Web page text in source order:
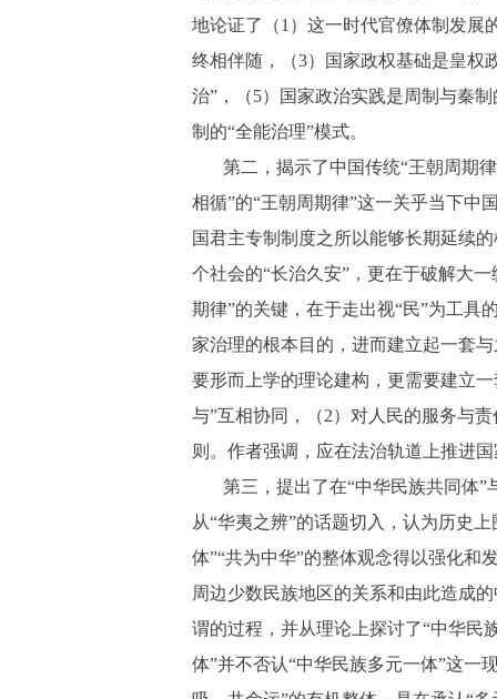
地论证了（1）这一时代官僚体制发展
终相伴随，（3）国家政权基础是皇权
治”，（5）国家政治实践是周制与秦
制的“全能治理”模式。
第二，揭示了中国传统“王朝周期
相循”的“王朝周期律”这一关乎当下中
国君主专制制度之所以能够长期延续
个社会的“长治久安”，更在于破解大
期律”的关键，在于走出视“民”为工具
家治理的根本目的，进而建立起一套
要形而上学的理论建构，更需要建立
与”互相协同，（2）对人民的服务与
则。作者强调，应在法治轨道上推进
第三，提出了在“中华民族共同体”
从“华夷之辨”的话题切入，认为历史
体”“共为中华”的整体观念得以强化和
周边少数民族地区的关系和由此造成
谓的过程，并从理论上探讨了“中华民
体”并不否认“中华民族多元一体”这一